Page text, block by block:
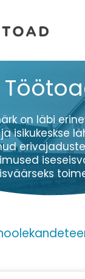
on läbi
isikukeskse